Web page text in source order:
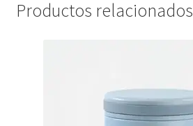
Productos relacionados